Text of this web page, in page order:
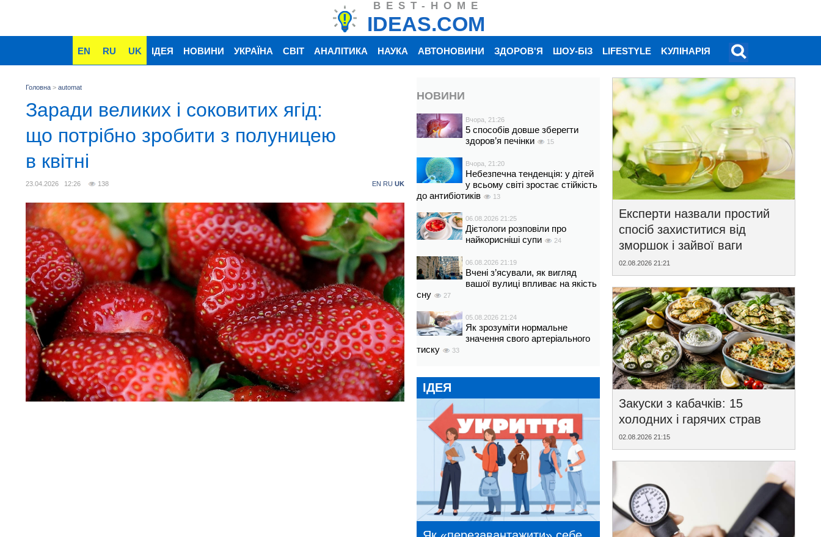
BEST-HOME
IDEAS.COM
EN RU UK ІДЕЯ НОВИНИ УКРАЇНА СВІТ АНАЛІТИКА НАУКА АВТОНОВИНИ ЗДОРОВ'Я ШОУ-БІЗ LIFESTYLE KУЛІНАРІЯ
Головна > automat
Заради великих і соковитих ягід:
що потрібно зробити з полуницею
в квітні
23.04.2026 12:26 138 EN RU UK
НОВИНИ
Вчора, 21:26
5 способів довше зберегти
здоров’я печінки
15
Вчора, 21:20
Небезпечна тенденція: у дітей
у всьому світі зростає стійкість
до антибіотиків
13
06.08.2026 21:25
Дієтологи розповіли про
найкорисніші супи
24
06.08.2026 21:19
Вчені з’ясували, як вигляд
вашої вулиці впливає на якість
сну
27
05.08.2026 21:24
Як зрозуміти нормальне
значення свого артеріального
тиску
33
ІДЕЯ
Експерти назвали простий
спосіб захиститися від
зморшок і зайвої ваги
02.08.2026 21:21
Закуски з кабачків: 15
холодних і гарячих страв
02.08.2026 21:15